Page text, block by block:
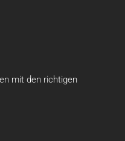
mit den richtigen